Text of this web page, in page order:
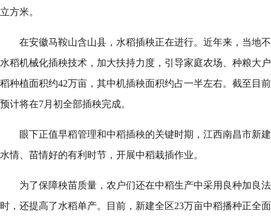
立方米。
在安徽马鞍山含山县，水稻插秧正在进行。近年来，当地
水稻机械化插秧技术，加大扶持力度，引导家庭农场、种粮大
稻种植面积约42万亩，其中机插秧面积约占一半左右。截至目
预计将在7月初全部插秧完成。
眼下正值早稻管理和中稻插秧的关键时期，江西南昌市新
水情、苗情好的有利时节，开展中稻栽插作业。
为了保障秧苗质量，农户们还在中稻生产中采用良种加良
时，还提高了水稻单产。目前，新建全区23万亩中稻播种正全